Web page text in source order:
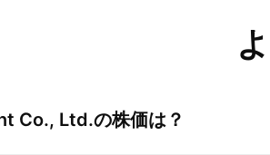
Co., Ltd.の株価は？